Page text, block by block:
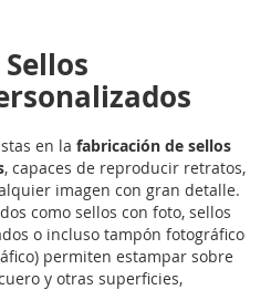
en la fabricación de sellos
, capaces de reproducir retratos,
imagen con gran detalle.
como sellos con foto, sellos
o incluso tampón fotográfico
permiten estampar sobre
y otras superficies,